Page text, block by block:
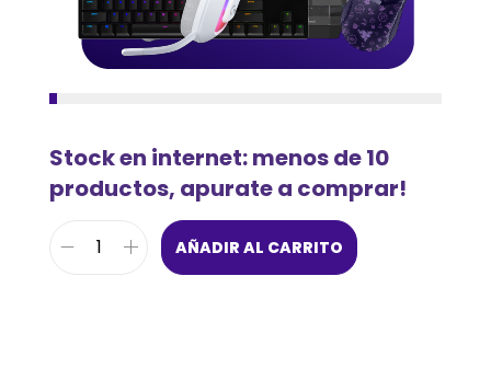
Stock en internet: menos de 10
productos, apurate a comprar!
AÑADIR AL CARRITO